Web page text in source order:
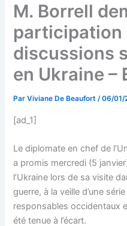
M. Borrell
participation
discussions
en Ukraine –
ParViviane De Beaufort/06/01/
[ad_1]
Le diplomate en chef de
a promis mercredi (5
l’Ukraine lors de sa visite
guerre, à la veille d’une
responsables occidentaux
été tenue à l’écart.